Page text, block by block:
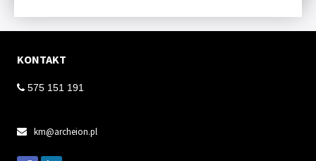
KONTAKT
 575 151 191
 km@archeion.pl